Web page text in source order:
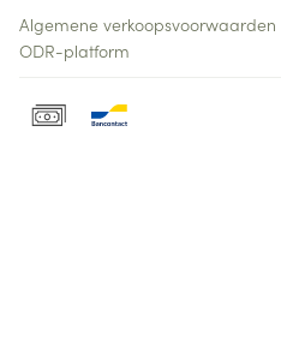
Algemene verkoopsvoorwaarden
ODR-platform